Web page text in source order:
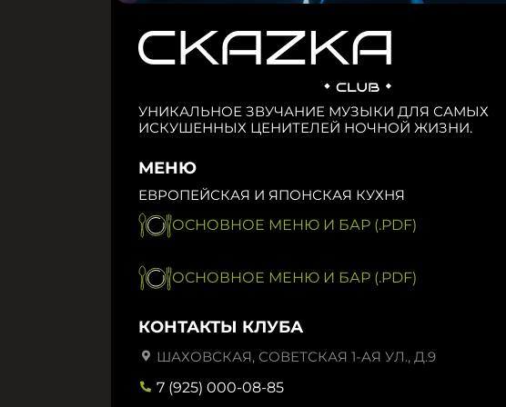
УНИКАЛЬНОЕ ЗВУЧАНИЕ МУЗЫКИ ДЛЯ САМЫХ
ИСКУШЕННЫХ ЦЕНИТЕЛЕЙ НОЧНОЙ ЖИЗНИ.
МЕНЮ
ЕВРОПЕЙСКАЯ И ЯПОНСКАЯ КУХНЯ
ОСНОВНОЕ МЕНЮ И БАР (.PDF)
ОСНОВНОЕ МЕНЮ И БАР (.PDF)
КОНТАКТЫ КЛУБА
ШАХОВСКАЯ, СОВЕТСКАЯ 1-АЯ УЛ., Д.9
7 (925) 000-08-85